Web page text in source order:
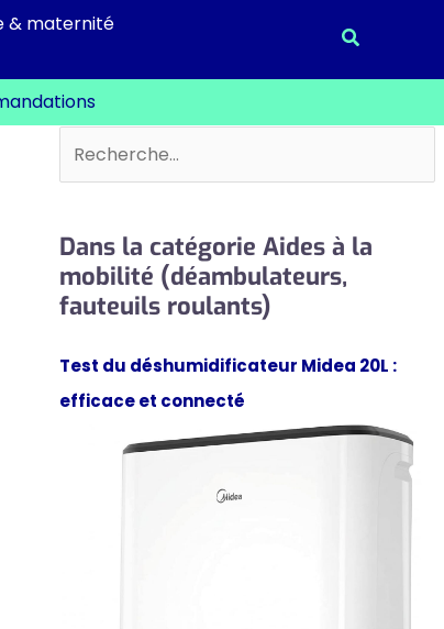
& maternité
Rechercher
Dans la catégorie Aides à la
mobilité (déambulateurs,
fauteuils roulants)
Test du déshumidificateur Midea 20L :
efficace et connecté